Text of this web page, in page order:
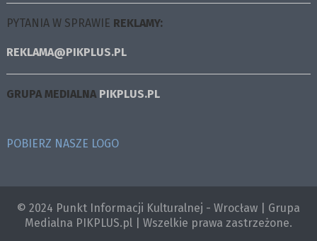
PYTANIA W SPRAWIE REKLAMY:
REKLAMA@PIKPLUS.PL
GRUPA MEDIALNA PIKPLUS.PL
POBIERZ NASZE LOGO
© 2024 Punkt Informacji Kulturalnej - Wrocław | Grupa
Medialna PIKPLUS.pl | Wszelkie prawa zastrzeżone.